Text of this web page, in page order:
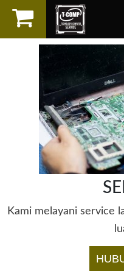
LAPTOP
SPAREPART
AKSESORIS
SERVICES
Kami melayani service